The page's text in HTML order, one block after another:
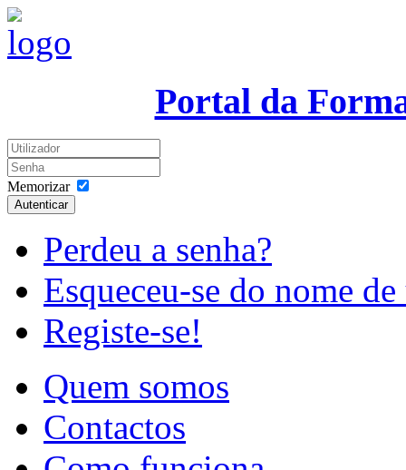
Portal da
Memorizar
Autenticar
Perdeu a senha?
Esqueceu-se do nome
Registe-se!
Quem somos
Contactos